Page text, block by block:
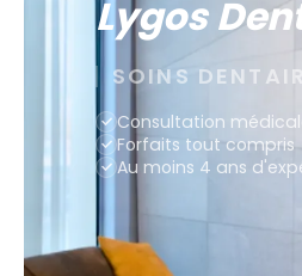
Lygos
SOINS
Consultation
Forfaits tout compris
Au moins 4 ans